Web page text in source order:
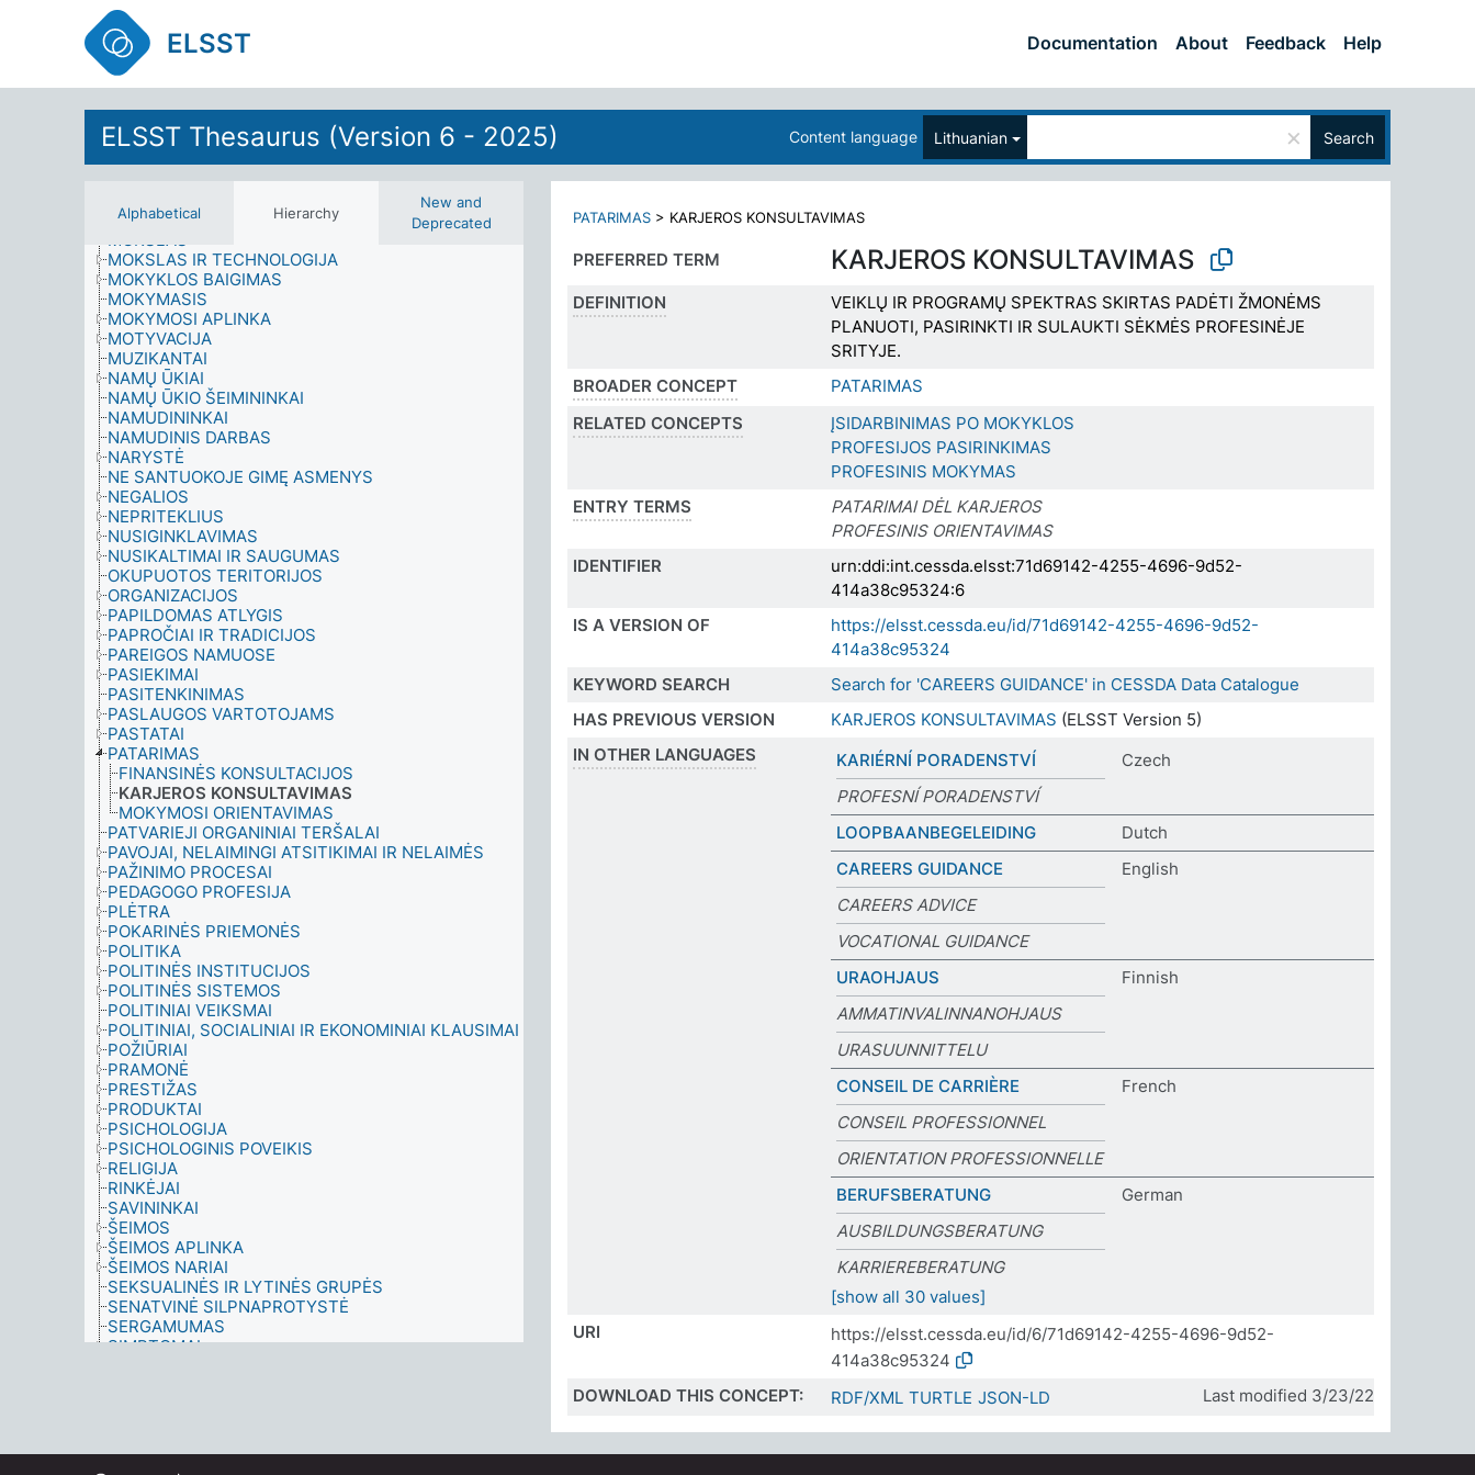
ELSST Documentation About Feedback Help
ELSST Thesaurus (Version 6 - 2025) Content language Lithuanian × Search
Alphabetical Hierarchy
New and
Deprecated
MATEMATINIAI MODELIAI
MAŽMENINĖS PREKYBOS ĮMONĖS
MAŽMENINĖS PREKYBOS PASLAUGOS
MEDICINOS MOKSLAI
METODOLOGIJA
MIGRACIJA (GYVENTOJŲ)
MIGRANTAI
MIŠKININKYSTĖ
MOKOMOJI MEDŽIAGA
MOKSLAS
MOKSLAS IR TECHNOLOGIJA
MOKYKLOS BAIGIMAS
MOKYMASIS
MOKYMOSI APLINKA
MOTYVACIJA
MUZIKANTAI
NAMŲ ŪKIAI
NAMŲ ŪKIO ŠEIMININKAI
NAMUDININKAI
NAMUDINIS DARBAS
NARYSTĖ
NE SANTUOKOJE GIMĘ ASMENYS
NEGALIOS
NEPRITEKLIUS
NUSIGINKLAVIMAS
NUSIKALTIMAI IR SAUGUMAS
OKUPUOTOS TERITORIJOS
ORGANIZACIJOS
PAPILDOMAS ATLYGIS
PAPROČIAI IR TRADICIJOS
PAREIGOS NAMUOSE
PASIEKIMAI
PASITENKINIMAS
PASLAUGOS VARTOTOJAMS
PASTATAI
PATARIMAS
FINANSINĖS KONSULTACIJOS
KARJEROS KONSULTAVIMAS
MOKYMOSI ORIENTAVIMAS
PATVARIEJI ORGANINIAI TERŠALAI
PAVOJAI, NELAIMINGI ATSITIKIMAI IR NELAIMĖS
PAŽINIMO PROCESAI
PEDAGOGO PROFESIJA
PLĖTRA
POKARINĖS PRIEMONĖS
POLITIKA
POLITINĖS INSTITUCIJOS
POLITINĖS SISTEMOS
POLITINIAI VEIKSMAI
POLITINIAI, SOCIALINIAI IR EKONOMINIAI KLAUSIMAI
POŽIŪRIAI
PRAMONĖ
PRESTIŽAS
PRODUKTAI
PSICHOLOGIJA
PSICHOLOGINIS POVEIKIS
RELIGIJA
RINKĖJAI
SAVININKAI
ŠEIMOS
ŠEIMOS APLINKA
ŠEIMOS NARIAI
SEKSUALINĖS IR LYTINĖS GRUPĖS
SENATVINĖ SILPNAPROTYSTĖ
SERGAMUMAS
SIMPTOMAI
PATARIMAS > KARJEROS KONSULTAVIMAS
PREFERRED TERM KARJEROS KONSULTAVIMAS
DEFINITION
VEIKLŲ IR PROGRAMŲ SPEKTRAS SKIRTAS PADĖTI ŽMONĖMS
PLANUOTI, PASIRINKTI IR SULAUKTI SĖKMĖS PROFESINĖJE
SRITYJE.
BROADER CONCEPT
PATARIMAS
RELATED CONCEPTS
ĮSIDARBINIMAS PO MOKYKLOS
PROFESIJOS PASIRINKIMAS
PROFESINIS MOKYMAS
ENTRY TERMS
PATARIMAI DĖL KARJEROS
PROFESINIS ORIENTAVIMAS
IDENTIFIER
urn:ddi:int.cessda.elsst:71d69142-4255-4696-9d52-
414a38c95324:6
IS A VERSION OF
https://elsst.cessda.eu/id/71d69142-4255-4696-9d52-
414a38c95324
KEYWORD SEARCH
Search for 'CAREERS GUIDANCE' in CESSDA Data Catalogue
HAS PREVIOUS VERSION
KARJEROS KONSULTAVIMAS (ELSST Version 5)
IN OTHER LANGUAGES
KARIÉRNÍ PORADENSTVÍ
Czech
PROFESNÍ PORADENSTVÍ
LOOPBAANBEGELEIDING
Dutch
CAREERS GUIDANCE
English
CAREERS ADVICE
VOCATIONAL GUIDANCE
URAOHJAUS
Finnish
AMMATINVALINNANOHJAUS
URASUUNNITTELU
CONSEIL DE CARRIÈRE
French
CONSEIL PROFESSIONNEL
ORIENTATION PROFESSIONNELLE
BERUFSBERATUNG
German
AUSBILDUNGSBERATUNG
KARRIEREBERATUNG
[show all 30 values]
URI
https://elsst.cessda.eu/id/6/71d69142-4255-4696-9d52-
414a38c95324
DOWNLOAD THIS CONCEPT:
RDF/XML TURTLE JSON-LD Last modified 3/23/22